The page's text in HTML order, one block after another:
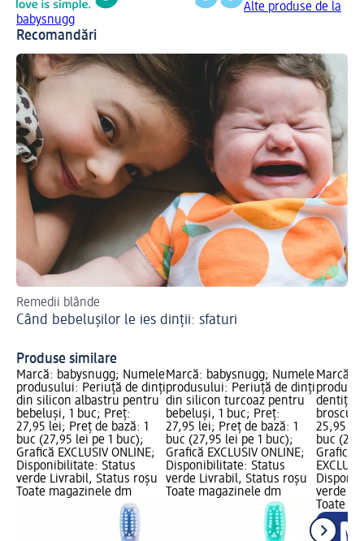
Alte produse de la
babysnugg
Recomandări
Remedii blânde
Când bebelușilor le ies dinții: sfaturi
Produse similare
Marcă: babysnugg; Numele
produsului: Periuță de dinți
din silicon albastru pentru
bebeluși, 1 buc; Preț:
27,95 lei; Preț de bază: 1
buc (27,95 lei pe 1 buc);
Grafică EXCLUSIV ONLINE;
Disponibilitate: Status
verde Livrabil, Status roșu
Toate magazinele dm
Marcă: babysnugg; Numele
produsului: Periuță de dinți
din silicon turcoaz pentru
bebeluși, 1 buc; Preț:
27,95 lei; Preț de bază: 1
buc (27,95 lei pe 1 buc);
Grafică EXCLUSIV ONLINE;
Disponibilitate: Status
verde Livrabil, Status roșu
Toate magazinele dm
Marcă:
dentiție
25,95
buc
Grafică
verde
Toate